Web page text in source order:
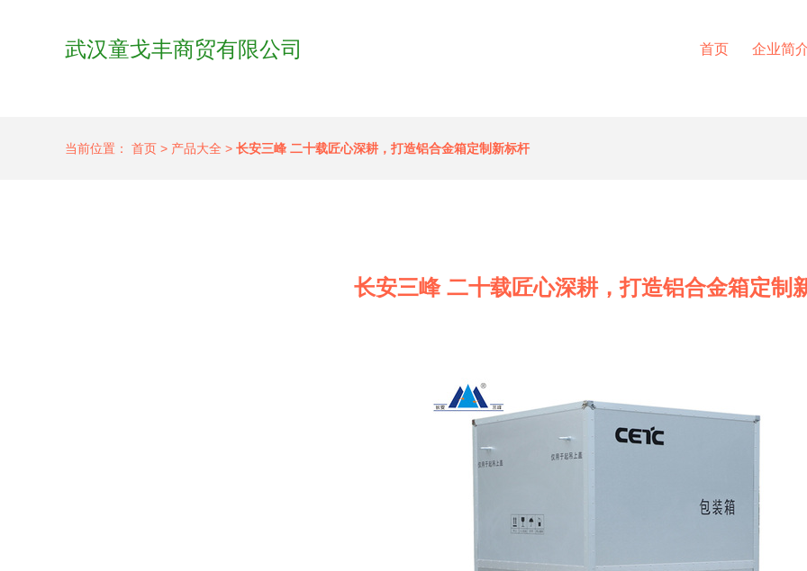
武汉童戈丰商贸有限公司 首页 企业简
当前位置： 首页 > 产品大全 > 长安三峰 二十载匠心深耕，打造铝合金箱定制新标杆
长安三峰 二十载匠心深耕，打造铝合金箱定制